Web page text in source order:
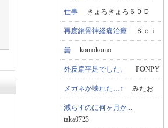
仕事 きょろきょろ６０Ｄ
再度鎖骨神経痛治療 Ｓｅｉ
曇 komokomo
外反扁平足でした。 PONPY
メガネが壊れた…↑ みたお
減らすのに何ヶ月か...
taka0723